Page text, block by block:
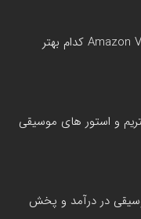
آمازون یا اسپاتیفای: Amazon VS. Spotify کدام بهتر
و استور های موسیقی
در درآمد و پخش